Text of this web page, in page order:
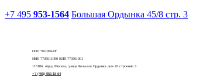
+7 495 953-1564 Большая Ордынка 45/8 стр. 3
ООО "ВОЛГА-И"
ИНН 7705011090 КПП 770501001
115184, город Москва, улица Большая Ордынка дом 45 строение 3
+7 (495) 953-15-64